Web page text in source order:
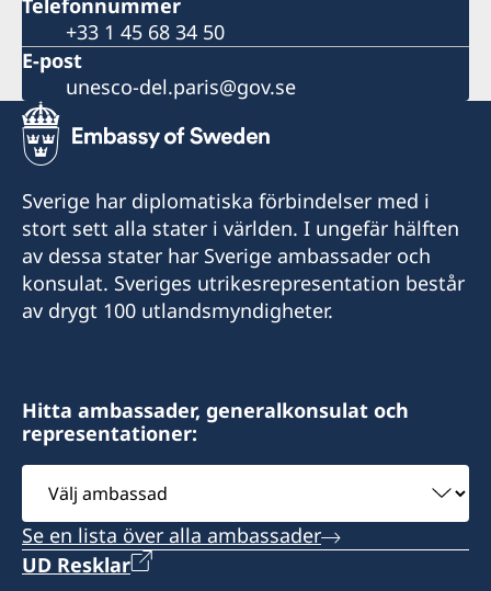
Telefonnummer
+33 1 45 68 34 50
E-post
unesco-del.paris@gov.se
Sverige har diplomatiska förbindelser med i
stort sett alla stater i världen. I ungefär hälften
av dessa stater har Sverige ambassader och
konsulat. Sveriges utrikesrepresentation består
av drygt 100 utlandsmyndigheter.
Hitta ambassader, generalkonsulat och
representationer:
Välj
ambassad
Se en lista över alla ambassader
UD Resklar